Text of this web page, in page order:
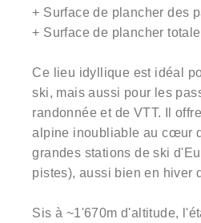
+ Surface de plancher des
+ Surface de plancher
Ce lieu idyllique est idéal
ski, mais aussi pour les
randonnée et de VTT. Il
alpine inoubliable au cœur
grandes stations de ski
pistes), aussi bien en hiver
Sis à ~1'670m d'altitude,